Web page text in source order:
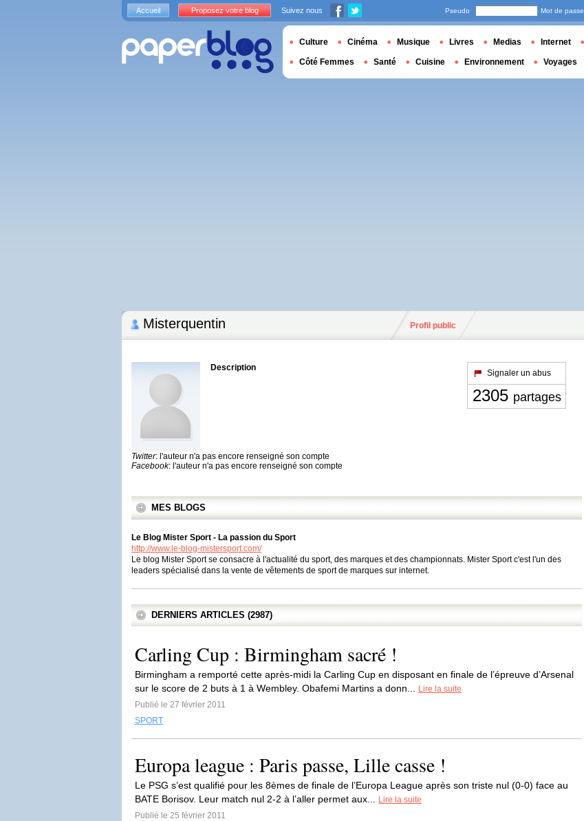
Misterquentin Profil public
Description
Twitter: l'auteur n'a pas encore renseigné son compte
Facebook: l'auteur n'a pas encore renseigné son compte
Signaler un abus
2305 partages
MES BLOGS
Le Blog Mister Sport - La passion du Sport
http://www.le-blog-mistersport.com/
Le blog Mister Sport se consacre à l'actualité du sport, des marques et des championnats. Mister Sport c'est l'un des
leaders spécialisé dans la vente de vêtements de sport de marques sur internet.
DERNIERS ARTICLES (2987)
Carling Cup : Birmingham sacré !
Birmingham a remporté cette après-midi la Carling Cup en disposant en finale de l’épreuve d’Arsenal
sur le score de 2 buts à 1 à Wembley. Obafemi Martins a donn...
Lire la suite
Publié le 27 février 2011
SPORT
Europa league : Paris passe, Lille casse !
Le PSG s’est qualifié pour les 8èmes de finale de l’Europa League après son triste nul (0-0) face au
BATE Borisov. Leur match nul 2-2 à l’aller permet aux...
Lire la suite
Publié le 25 février 2011
Accueil Proposez votre blog Suivez nous Pseudo Mot de passe
Culture Cinéma Musique Livres Medias Internet
Côté Femmes Santé Cuisine Environnement Voyages